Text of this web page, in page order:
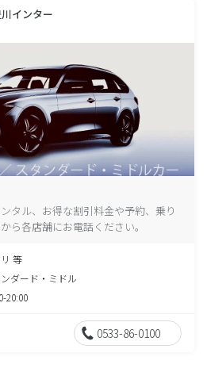
インター
タル、お得な割引料金や予約、乗り
ら各店舗にお電話ください。
等
ダード・ミドル
20:00
0533-86-0100